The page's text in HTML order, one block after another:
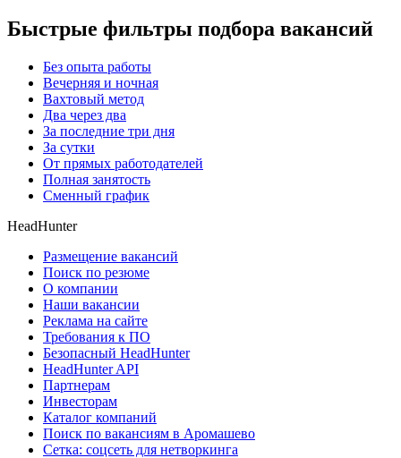
Быстрые фильтры подбора вакансий
Без опыта работы
Вечерняя и ночная
Вахтовый метод
Два через два
За последние три дня
За сутки
От прямых работодателей
Полная занятость
Сменный график
HeadHunter
Размещение вакансий
Поиск по резюме
О компании
Наши вакансии
Реклама на сайте
Требования к ПО
Безопасный HeadHunter
HeadHunter API
Партнерам
Инвесторам
Каталог компаний
Поиск по вакансиям в Аромашево
Сетка: соцсеть для нетворкинга